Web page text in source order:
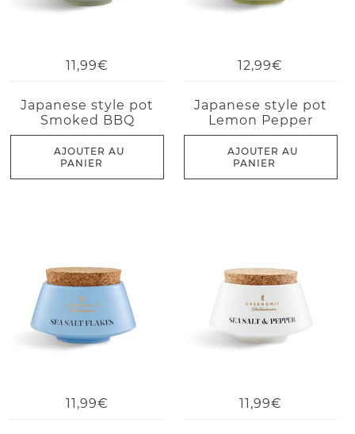
11,99€
Japanese style pot
Smoked BBQ
AJOUTER AU
PANIER
12,99€
Japanese style pot
Lemon Pepper
AJOUTER AU
PANIER
11,99€ 11,99€